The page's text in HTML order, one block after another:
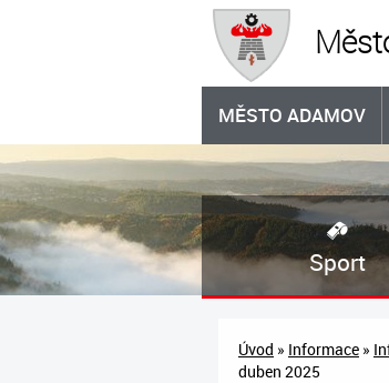
MĚSTO ADAMOV
Sport
Úvod » Informace »
duben 2025